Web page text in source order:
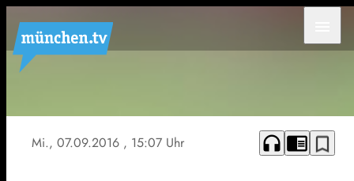
Mi., 07.09.2016 , 15:07 Uhr headphones chrome_reader_mode bookmark_border